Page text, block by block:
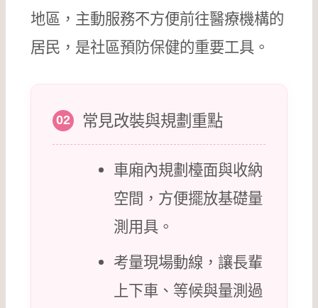
地區，主動服務不方便前往醫療機構的
居民，是社區預防保健的重要工具。
02 常見改裝與規劃重點
車廂內規劃檯面與收納
空間，方便擺放基礎量
測用具。
考量現場動線，讓長輩
上下車、等候與量測過